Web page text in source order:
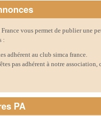
vous permet de publier une
:
adhérent au club simca france.
pas adhérent à notre association,
PA